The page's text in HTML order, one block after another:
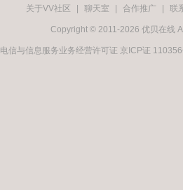
关于VV社区 聊天室 合作推广 联
Copyright © 2011-2026 优贝在线
电信与信息服务业务经营许可证 京ICP证